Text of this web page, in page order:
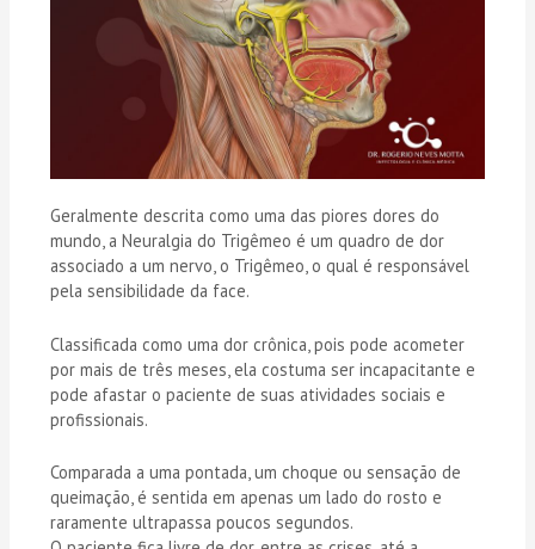
Geralmente descrita como uma das piores dores do
mundo, a Neuralgia do Trigêmeo é um quadro de dor
associado a um nervo, o Trigêmeo, o qual é responsável
pela sensibilidade da face.
Classificada como uma dor crônica, pois pode acometer
por mais de três meses, ela costuma ser incapacitante e
pode afastar o paciente de suas atividades sociais e
profissionais.
Comparada a uma pontada, um choque ou sensação de
queimação, é sentida em apenas um lado do rosto e
raramente ultrapassa poucos segundos.